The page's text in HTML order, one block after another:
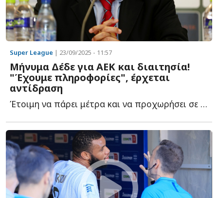
Super League | 23/09/2025 - 11:57
Μήνυμα Δέδε για ΑΕΚ και διαιτησία!
"Έχουμε πληροφορίες", έρχεται
αντίδραση
Έτοιμη να πάρει μέτρα και να προχωρήσει σε καταγγελίες σ...